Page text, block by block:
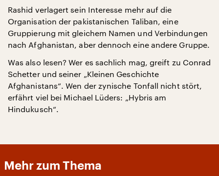
Rashid verlagert sein Interesse mehr auf die
Organisation der pakistanischen Taliban, eine
Gruppierung mit gleichem Namen und Verbindungen
nach Afghanistan, aber dennoch eine andere Gruppe.
Was also lesen? Wer es sachlich mag, greift zu Conrad
Schetter und seiner „Kleinen Geschichte
Afghanistans“. Wen der zynische Tonfall nicht stört,
erfährt viel bei Michael Lüders: „Hybris am
Hindukusch“.
Mehr zum Thema